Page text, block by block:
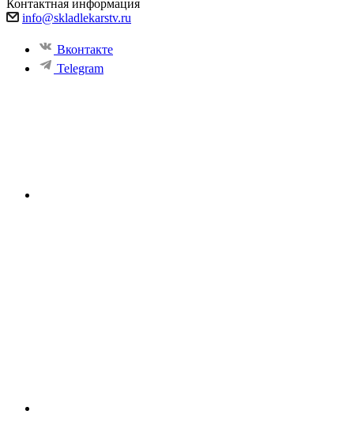
Контактная информация
info@skladlekarstv.ru
Вконтакте
Telegram